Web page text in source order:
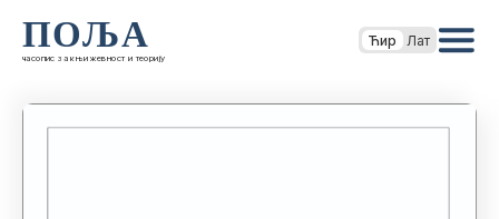
ПОЉА
часопис за књижевност и теорију
Ћир Лат